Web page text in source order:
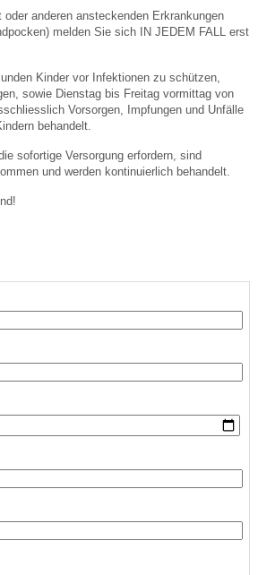
oder anderen ansteckenden Erkrankungen
melden Sie sich IN JEDEM FALL erst
Kinder vor Infektionen zu schützen,
sowie Dienstag bis Freitag vormittag von
Vorsorgen, Impfungen und Unfälle
behandelt.
sofortige Versorgung erfordern, sind
und werden kontinuierlich behandelt.